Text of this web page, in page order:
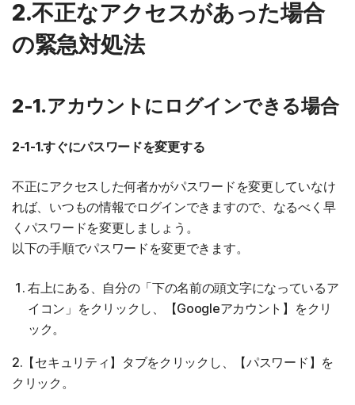
2.不正なアクセスがあった場合
の緊急対処法
2-1.アカウントにログインできる場合
2-1-1.すぐにパスワードを変更する
不正にアクセスした何者かがパスワードを変更していなけ
れば、いつもの情報でログインできますので、なるべく早
くパスワードを変更しましょう。
以下の手順でパスワードを変更できます。
右上にある、自分の「下の名前の頭文字になっているア
イコン」をクリックし、【Googleアカウント】をクリ
ック。
2.【セキュリティ】タブをクリックし、【パスワード】を
クリック。